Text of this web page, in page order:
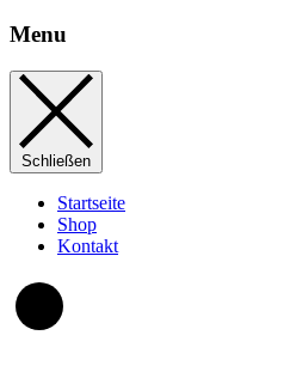
Menu
Schließen
Startseite
Shop
Kontakt